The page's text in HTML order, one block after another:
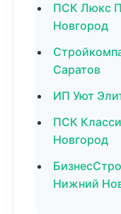
ПСК Люкс
Новгород
Саратов
ИП Уют
ПСК
Новгород
Нижний